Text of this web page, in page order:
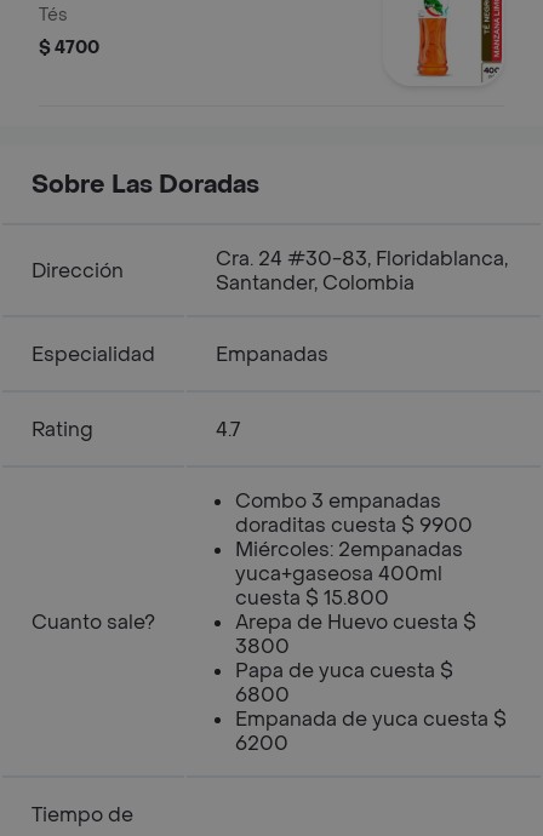
Tés
$ 4700
Sobre Las Doradas
Dirección
Cra. 24 #30-83, Floridablanca,
Santander, Colombia
Especialidad Empanadas
Rating 4.7
Cuanto sale?
Combo 3 empanadas
doraditas cuesta $ 9900
Miércoles: 2empanadas
yuca+gaseosa 400ml
cuesta $ 15.800
Arepa de Huevo cuesta $
3800
Papa de yuca cuesta $
6800
Empanada de yuca cuesta $
6200
Tiempo de